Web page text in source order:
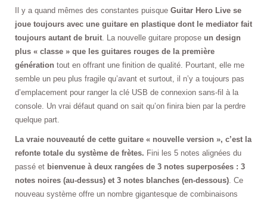
Il y a quand mêmes des constantes puisque Guitar Hero Live se
joue toujours avec une guitare en plastique dont le mediator fait
toujours autant de bruit. La nouvelle guitare propose un design
plus « classe » que les guitares rouges de la première
génération tout en offrant une finition de qualité. Pourtant, elle me
semble un peu plus fragile qu’avant et surtout, il n’y a toujours pas
d’emplacement pour ranger la clé USB de connexion sans-fil à la
console. Un vrai défaut quand on sait qu’on finira bien par la perdre
quelque part.
La vraie nouveauté de cette guitare « nouvelle version », c’est la
refonte totale du système de frètes. Fini les 5 notes alignées du
passé et bienvenue à deux rangées de 3 notes superposées : 3
notes noires (au-dessus) et 3 notes blanches (en-dessous). Ce
nouveau système offre un nombre gigantesque de combinaisons